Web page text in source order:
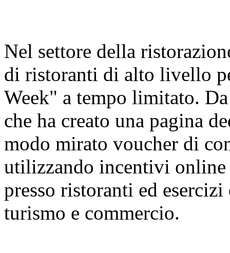
Nel settore della
di ristoranti di alto livello
Week" a tempo limitato.
che ha creato una pagina
modo mirato voucher di
utilizzando incentivi online
presso ristoranti ed
turismo e commercio.